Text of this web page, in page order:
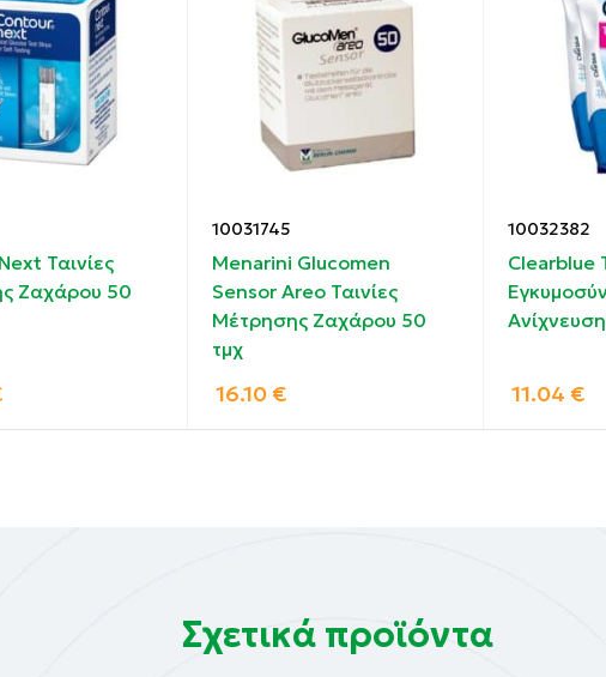
εξέτασης και μία γραμμή ελέγχου.
μαζί (γραμμή ελέγχου και γραμμή εξέτασης), τότε το
γραμμές εξέτασης, μία για την γρίπη τύπου A και μία για την
και διαφορική ταυτοποίηση της γρίπης A ή/και B από το
τις δύο γραμμές εξέτασης μαζί με την γραμμή ελέγχου, το
Ταινίες
Ζαχάρου 50
10031745
Menarini Glucomen
Sensor Areo Ταινίες
Μέτρησης Ζαχάρου 50
τμχ
16.10 €
10032382
Clearblue
11.04 €
Σχετικά προϊόντα